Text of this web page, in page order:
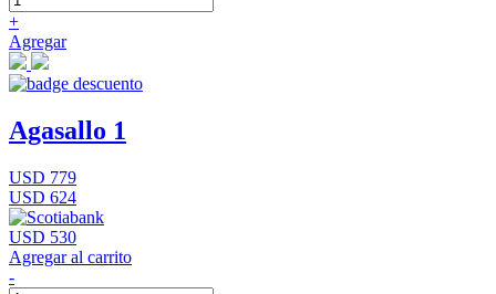
+
Agregar
Agasallo 1
USD 779
USD 624
USD 530
Agregar al carrito
-